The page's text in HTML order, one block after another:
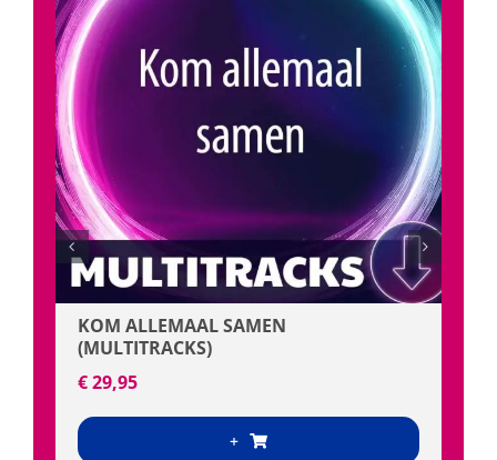
KOM ALLEMAAL SAMEN
(MULTITRACKS)
€29,95
+